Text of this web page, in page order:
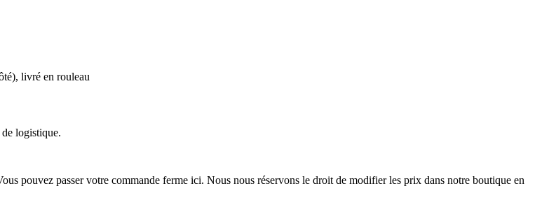
livré en rouleau
logistique.
pouvez passer votre commande ferme ici. Nous nous réservons le droit de modifier les prix dans notre boutique en